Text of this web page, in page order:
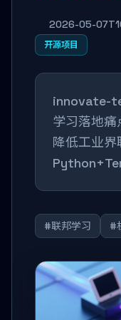
2026-05-
开源项目
innovate-
学习落地
降低工业
#联邦学习 #